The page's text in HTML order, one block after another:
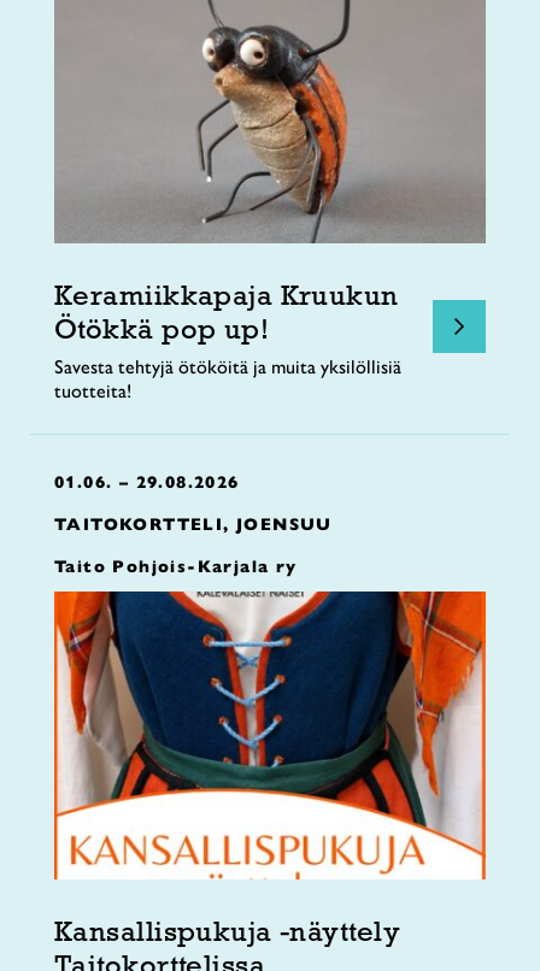
Keramiikkapaja Kruukun
Ötökkä pop up!
Savesta tehtyjä ötököitä ja muita yksilöllisiä
tuotteita!
01.06. – 29.08.2026
TAITOKORTTELI, JOENSUU
Taito Pohjois-Karjala ry
Kansallispukuja -näyttely